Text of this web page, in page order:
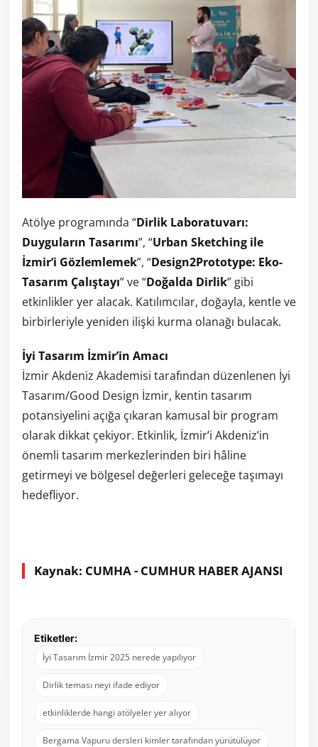
Atölye programında “Dirlik Laboratuvarı:
Duyguların Tasarımı”, “Urban Sketching ile
İzmir’i Gözlemlemek”, “Design2Prototype: Eko-
Tasarım Çalıştayı” ve “Doğalda Dirlik” gibi
etkinlikler yer alacak. Katılımcılar, doğayla, kentle ve
birbirleriyle yeniden ilişki kurma olanağı bulacak.
İyi Tasarım İzmir’in Amacı
İzmir Akdeniz Akademisi tarafından düzenlenen İyi
Tasarım/Good Design İzmir, kentin tasarım
potansiyelini açığa çıkaran kamusal bir program
olarak dikkat çekiyor. Etkinlik, İzmir’i Akdeniz’in
önemli tasarım merkezlerinden biri hâline
getirmeyi ve bölgesel değerleri geleceğe taşımayı
hedefliyor.
Kaynak: CUMHA - CUMHUR HABER AJANSI
Etiketler:
İyi Tasarım İzmir 2025 nerede yapılıyor
Dirlik teması neyi ifade ediyor
etkinliklerde hangi atölyeler yer alıyor
Bergama Vapuru dersleri kimler tarafından yürütülüyor